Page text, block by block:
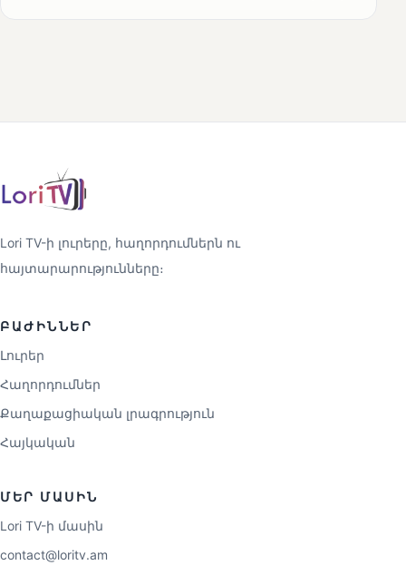
Lori TV-ի լուրերը, հաղորդումներն ու
հայտարարությունները։
ԲԱԺԻՆՆԵՐ
Լուրեր
Հաղորդումներ
Քաղաքացիական լրագրություն
Հայկական
ՄԵՐ ՄԱՍԻՆ
Lori TV-ի մասին
contact@loritv.am